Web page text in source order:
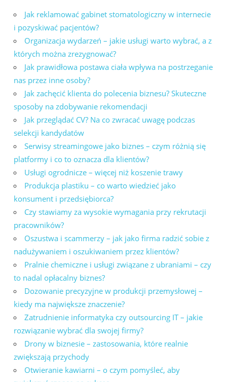
Jak reklamować gabinet stomatologiczny w internecie
i pozyskiwać pacjentów?
Organizacja wydarzeń – jakie usługi warto wybrać, a z
których można zrezygnować?
Jak prawidłowa postawa ciała wpływa na postrzeganie
nas przez inne osoby?
Jak zachęcić klienta do polecenia biznesu? Skuteczne
sposoby na zdobywanie rekomendacji
Jak przeglądać CV? Na co zwracać uwagę podczas
selekcji kandydatów
Serwisy streamingowe jako biznes – czym różnią się
platformy i co to oznacza dla klientów?
Usługi ogrodnicze – więcej niż koszenie trawy
Produkcja plastiku – co warto wiedzieć jako
konsument i przedsiębiorca?
Czy stawiamy za wysokie wymagania przy rekrutacji
pracowników?
Oszustwa i scammerzy – jak jako firma radzić sobie z
nadużywaniem i oszukiwaniem przez klientów?
Pralnie chemiczne i usługi związane z ubraniami – czy
to nadal opłacalny biznes?
Dozowanie precyzyjne w produkcji przemysłowej –
kiedy ma największe znaczenie?
Zatrudnienie informatyka czy outsourcing IT – jakie
rozwiązanie wybrać dla swojej firmy?
Drony w biznesie – zastosowania, które realnie
zwiększają przychody
Otwieranie kawiarni – o czym pomyśleć, aby